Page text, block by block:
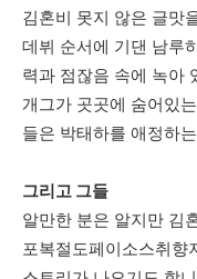
김혼비 못지 않은 글맛
데뷔 순서에 기댄 남루
력과 점잖음 속에 녹아
개그가 곳곳에 숨어있는
들은 박태하를 애정하는
그리고 그들
알만한 분은 알지만 김
포복절도페이소스취향